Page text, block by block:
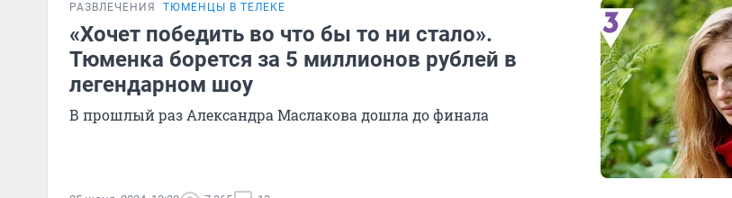
РАЗВЛЕЧЕНИЯ ТЮМЕНЦЫ В ТЕЛЕКЕ
«Хочет победить во что бы то ни стало».
Тюменка борется за 5 миллионов рублей в
легендарном шоу
В прошлый раз Александра Маслакова дошла до финала